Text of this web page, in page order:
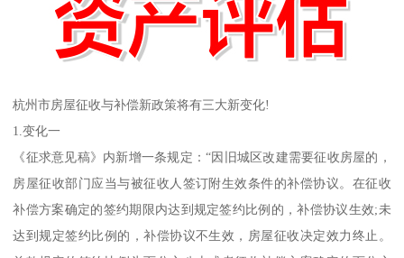
杭州市房屋征收与补偿新政策将有三大新变化!
1.变化一
《征求意见稿》内新增一条规定：“因旧城区改建需要征收房屋的，
房屋征收部门应当与被征收人签订附生效条件的补偿协议。在征收
补偿方案确定的签约期限内达到规定签约比例的，补偿协议生效;未
达到规定签约比例的，补偿协议不生效，房屋征收决定效力终止。